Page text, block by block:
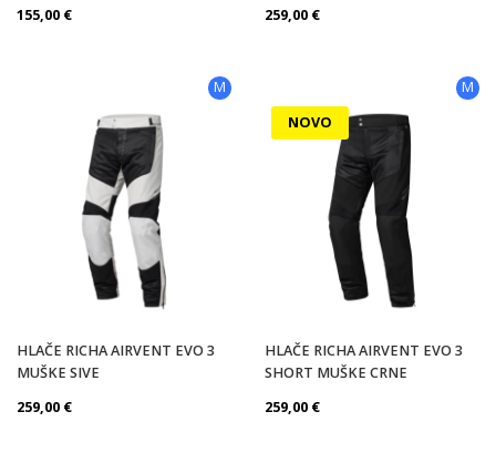
155,00 €
259,00 €
M
HLAČE RICHA AIRVENT EVO 3
MUŠKE SIVE
259,00 €
M
NOVO
HLAČE RICHA AIRVENT EVO 3
SHORT MUŠKE CRNE
259,00 €